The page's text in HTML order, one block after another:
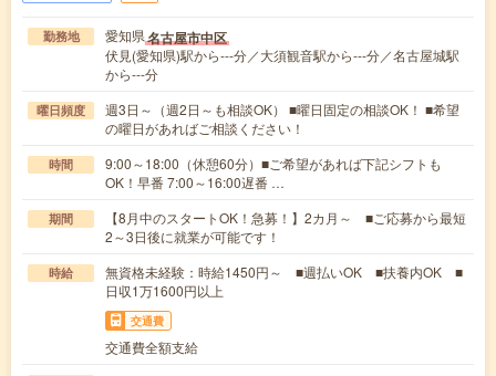
勤務地 愛知県名古屋市中区
伏見(愛知県)駅から---分／大須観音駅から---分／名古屋城駅
から---分
曜日頻度
週3日～（週2日～も相談OK） ■曜日固定の相談OK！ ■希望
の曜日があればご相談ください！
時間
9:00～18:00（休憩60分）■ご希望があれば下記シフトも
OK！早番 7:00～16:00遅番 …
期間
【8月中のスタートOK！急募！】2カ月～ ■ご応募から最短
2～3日後に就業が可能です！
時給
無資格未経験：時給1450円～ ■週払いOK ■扶養内OK ■
日収1万1600円以上
交通費
交通費全額支給